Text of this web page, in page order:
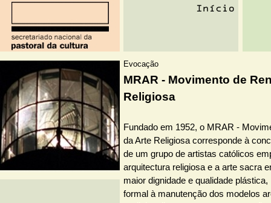
Evocação
MRAR - Movimento de
Religiosa
Fundado em 1952, o MRAR -
da Arte Religiosa corresponde à
de um grupo de artistas católicos
arquitectura religiosa e a arte sacra
maior dignidade e qualidade
formal à manutenção dos modelos